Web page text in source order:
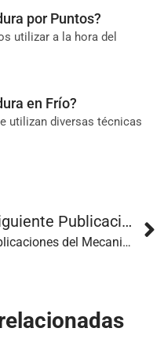
por Puntos?
utilizar a la hora del
en Frío?
utilizan diversas técnicas
Siguiente Publicación
Aplicaciones del Mecanizado en las Principales Industrias